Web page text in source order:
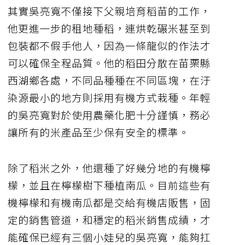
其實吳亮寬不僅接下父親培育稻苗的工作，
他更進一步的租地種稻，連烘乾碾米甚至到
包裝都不假手他人，因為一條龍似的作法才
可以確保全程品質。他的稻田分散在苗栗縣
西湖鄉各處，不同品種種在不同區塊，在汙
染源最小的地方則採用有機方式栽種。年輕
的吳亮寬對於使用農藥化肥十分謹慎，務必
讓所有的米產品至少保有安全的標準。
除了稻米之外，他還種了好幾分地的有機檸
檬，並且在檸檬樹下種植南瓜。目前這些有
機檸檬和有機南瓜都是交給有機店販售，固
定的銷售管道，和穩定的稻米銷售成績，才
能確保已經有三個小娃兒的吳亮寬，能夠扛